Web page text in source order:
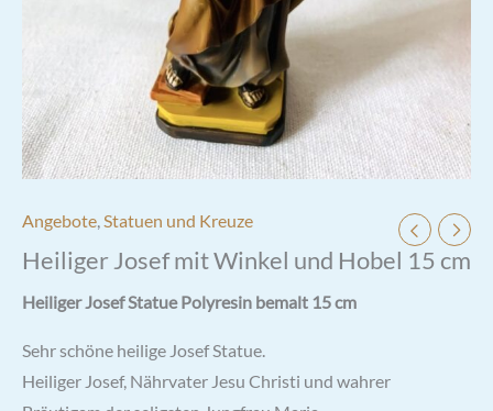
Angebote,Statuen und Kreuze
Heiliger Josef mit Winkel und Hobel 15 cm
Heiliger Josef Statue Polyresin bemalt 15 cm
Sehr schöne heilige Josef Statue.
Heiliger Josef, Nährvater Jesu Christi und wahrer